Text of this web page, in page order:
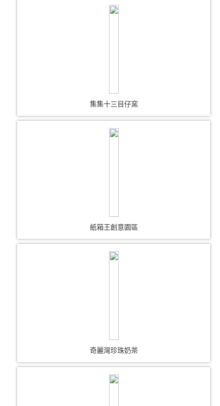
集集十三目仔窯
紙箱王創意園區
奇麗灣珍珠奶茶